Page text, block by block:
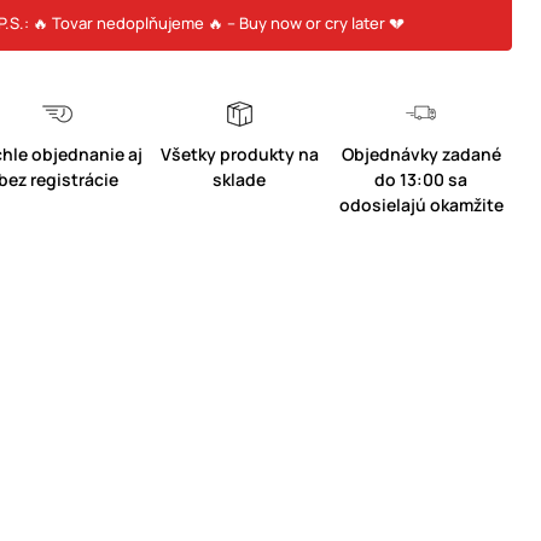
🔥 Tovar nedoplňujeme 🔥 – Buy now or cry later 💔
objednanie aj
registrácie
Všetky produkty na
sklade
Objednávky zadané
do 13:00 sa
odosielajú okamžite